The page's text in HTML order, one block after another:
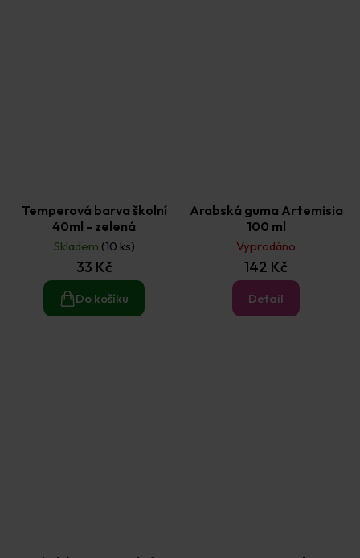
Temperová barva školní
40ml - zelená
Skladem (10 ks)
33 Kč
Do košíku
Arabská guma Artemisia
100 ml
Vyprodáno
142 Kč
Detail